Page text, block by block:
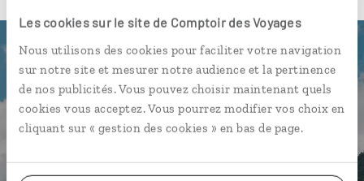
Les cookies sur le site de Comptoir des Voyages
Nous utilisons des cookies pour faciliter votre navigation
sur notre site et mesurer notre audience et la pertinence
de nos publicités. Vous pouvez choisir maintenant quels
cookies vous acceptez. Vous pourrez modifier vos choix en
cliquant sur « gestion des cookies » en bas de page.
Une envie de voyage
particulière ?
Berat Citadelle de Berat